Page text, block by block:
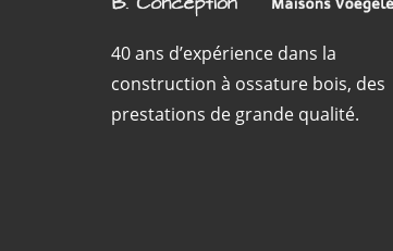
40 ans d’expérience dans la
construction à ossature bois, des
prestations de grande qualité.